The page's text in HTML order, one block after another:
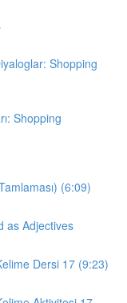
Shopping
Shopping
(6:09)
as Adjectives
Dersi 17 (9:23)